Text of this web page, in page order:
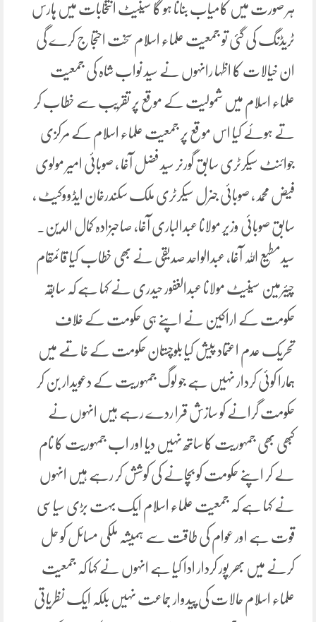
ہر صورت میں کامیاب بنانا ہو گا سینیٹ انتخابات میں ہارس
ٹریڈنگ کی گئی تو جمعیت علماء اسلام سخت احتجا ج کرے گی
ان خیالات کا اظہا رانہوں نے سید نواب شاہ کی جمعیت
علماء اسلام میں شمولیت کے موقع پر تقریب سے خطاب کر
تے ہوئے کیا اس موقع پر جمعیت علماء اسلام کے مرکزی
جوائنٹ سیکرٹری سابق گورنر سید فضل آغا ، صوبائی امیر مولوی
فیض محمد، صوبائی جنرل سیکرٹری ملک سکندرخان ایڈووکیٹ ،
سابق صوبائی وزیر مولانا عبدالباری آغا، صاحبزادہ کمال الدین.
سیدمطیع اللہ آغا، عبدالواحد صدیقی نے بھی خطاب کیا قائمقام
چیئرمین سینیٹ مولانا عبدالغفور حیدری نے کہا ہے کہ سابقہ
حکومت کے اراکین نے اپنے ہی حکومت کے خلاف
تحریک عدم اعتماد پیش کیا بلوچستان حکومت کے خاتمے میں
ہمارا کوئی کردار نہیں ہے جو لوگ جمہوریت کے دعویدار بن کر
حکومت گرانے کو سازش قرا ردے رہے ہیں انہوں نے
کبھی بھی جمہوریت کا ساتھ نہیں دیا اور اب جمہوریت کا نام
لے کر اپنے حکومت کو بچانے کی کوشش کر رہے ہیں انہوں
نے کہا ہے کہ جمعیت علماء اسلام ایک بہت بڑی سیاسی
قوت ہے اور عوام کی طاقت سے ہمیشہ ملکی مسائل کو حل
کرنے میں بھر پور کردار ادا کیا ہے انہوں نے کہا کہ جمعیت
علماء اسلام حالات کی پیدوار جماعت نہیں بلکہ ایک نظریاتی